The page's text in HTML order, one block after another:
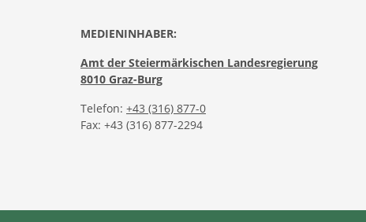
MEDIENINHABER:
Amt der Steiermärkischen Landesregierung
8010 Graz-Burg
Telefon: +43 (316) 877-0
Fax: +43 (316) 877-2294